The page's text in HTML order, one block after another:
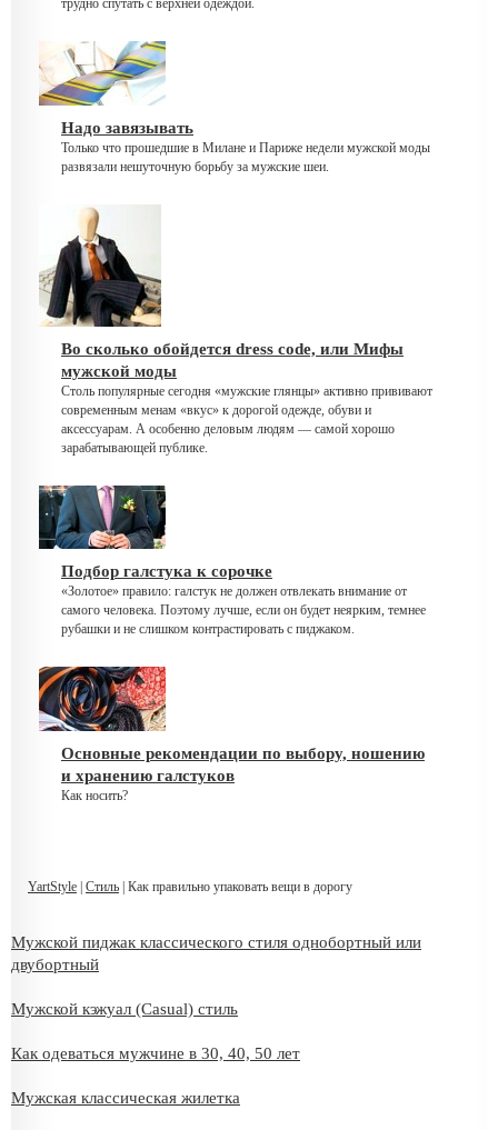
Надо завязывать
Только что прошедшие в Милане и Париже недели мужской моды
развязали нешуточную борьбу за мужские шеи.
Во сколько обойдется dress code, или Мифы
мужской моды
Столь популярные сегодня «мужские глянцы» активно прививают
современным менам «вкус» к дорогой одежде, обуви и
аксессуарам. А особенно деловым людям — самой хорошо
зарабатывающей публике.
Подбор галстука к сорочке
«Золотое» правило: галстук не должен отвлекать внимание от
самого человека. Поэтому лучше, если он будет неярким, темнее
рубашки и не слишком контрастировать с пиджаком.
Основные рекомендации по выбору, ношению
и хранению галстуков
Как носить?
YartStyle | Стиль | Как правильно упаковать вещи в дорогу
Мужской пиджак классического стиля однобортный или
двубортный
Мужской кэжуал (Casual) стиль
Как одеваться мужчине в 30, 40, 50 лет
Мужская классическая жилетка